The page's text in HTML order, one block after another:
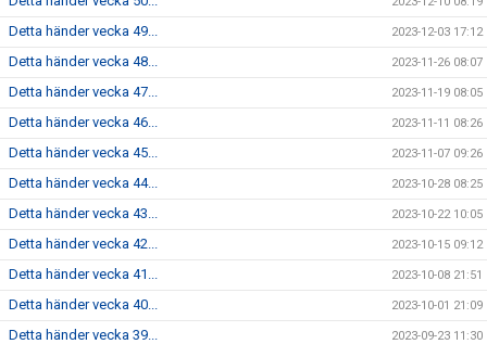
Detta händer vecka 49... 2023-12-03 17:12
Detta händer vecka 48... 2023-11-26 08:07
Detta händer vecka 47... 2023-11-19 08:05
Detta händer vecka 46... 2023-11-11 08:26
Detta händer vecka 45... 2023-11-07 09:26
Detta händer vecka 44... 2023-10-28 08:25
Detta händer vecka 43... 2023-10-22 10:05
Detta händer vecka 42... 2023-10-15 09:12
Detta händer vecka 41... 2023-10-08 21:51
Detta händer vecka 40... 2023-10-01 21:09
Detta händer vecka 39... 2023-09-23 11:30